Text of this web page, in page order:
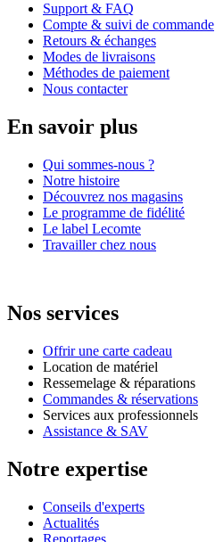
Support & FAQ
Compte & suivi de commande
Retours & échanges
Modes de livraisons
Méthodes de paiement
Nous contacter
En savoir plus
Qui sommes-nous ?
Notre histoire
Découvrez nos magasins
Le programme de fidélité
Le label Lecomte
Travailler chez nous
Nos services
Offrir une carte cadeau
Location de matériel
Ressemelage & réparations
Commandes & réservations
Services aux professionnels
Assistance & SAV
Notre expertise
Conseils d'experts
Actualités
Reportages